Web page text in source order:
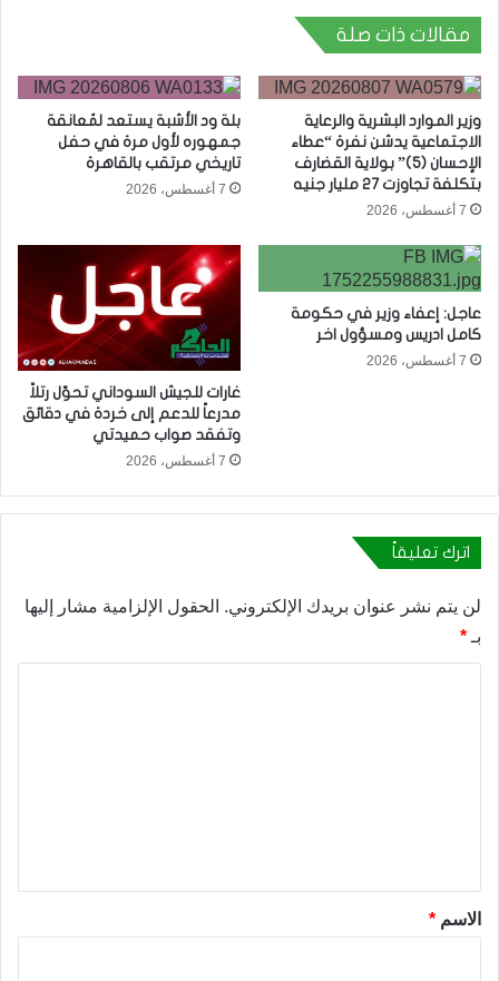
مقالات ذات صلة
وزير الموارد البشرية والرعاية
الاجتماعية يدشن نفرة “عطاء
الإحسان (5)” بولاية القضارف
بتكلفة تجاوزت 27 مليار جنيه
7 أغسطس، 2026
بلة ود الأشبة يستعد لمُعانقة
جمهوره لأول مرة في حفل
تاريخي مرتقب بالقاهرة
7 أغسطس، 2026
عاجل: إعفاء وزير في حكومة
كامل ادريس ومسؤول اخر
7 أغسطس، 2026
غارات للجيش السوداني تحوّل رتلاً
مدرعاً للدعم إلى خردة في دقائق
وتفقد صواب حميدتي
7 أغسطس، 2026
اترك تعليقاً
لن يتم نشر عنوان بريدك الإلكتروني. الحقول الإلزامية مشار إليها
بـ *
*الاسم *